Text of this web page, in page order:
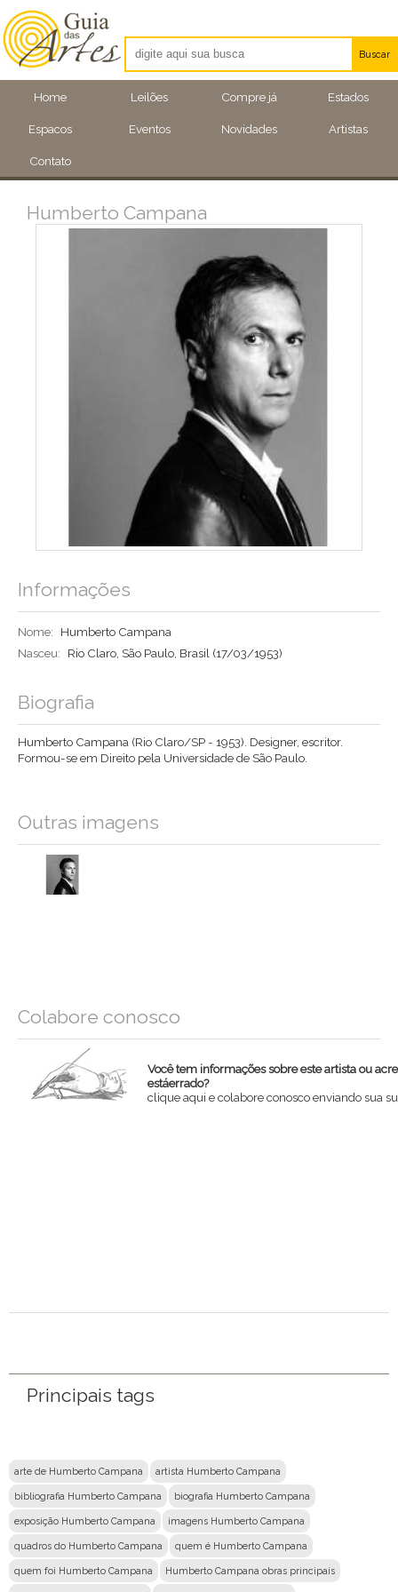
Home Leilões Compre já Estados
Espacos Eventos Novidades Artistas
Contato
Buscar
Artistas
Eventos
Humberto Campana
Informações
Nome:
Humberto Campana
Nasceu:
Rio Claro, São Paulo, Brasil (17/03/1953)
Biografia
Humberto Campana (Rio Claro/SP - 1953). Designer, escritor.
Formou-se em Direito pela Universidade de São Paulo.
Outras imagens
Colabore conosco
Você tem informações sobre este artista ou
estáerrado?
clique aqui e colabore conosco enviando sua
Principais tags
arte de Humberto Campana artista Humberto Campana
bibliografia Humberto Campana biografia Humberto Campana
exposição Humberto Campana imagens Humberto Campana
quadros do Humberto Campana quem é Humberto Campana
quem foi Humberto Campana Humberto Campana obras principais